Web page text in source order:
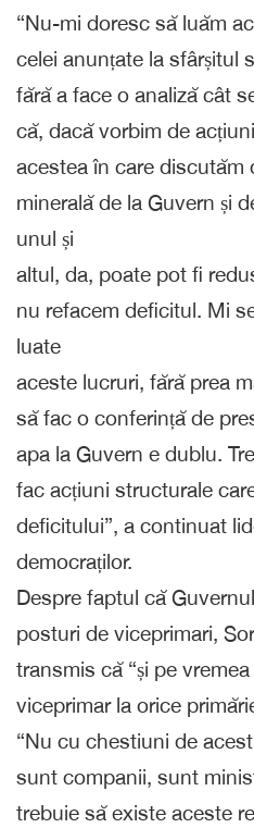
“Nu-mi doresc să luăm
celei anunțate la sfârșitul
fără a face o analiză cât
că, dacă vorbim de
acestea în care discutăm
minerală de la Guvern și
unul și
altul, da, poate pot fi
nu refacem deficitul. Mi
luate
aceste lucruri, fără prea
să fac o conferință de
apa la Guvern e dublu.
fac acțiuni structurale
deficitului”, a continuat
democraților.
Despre faptul că
posturi de viceprimari,
transmis că “și pe
viceprimar la orice
“Nu cu chestiuni de
sunt companii, sunt
trebuie să existe aceste